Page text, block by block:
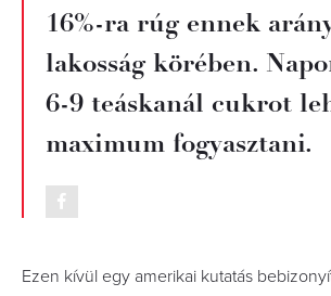
16%-ra rúg ennek
lakosság körében.
6-9 teáskanál cukrot
maximum fogyasztani.
Ezen kívül egy amerikai kutatás